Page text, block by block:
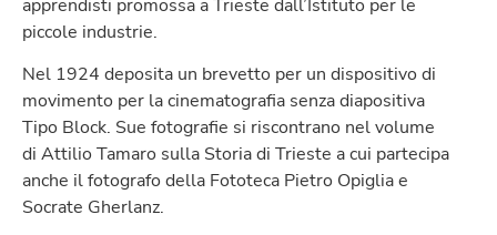
apprendisti promossa a Trieste dall’Istituto per le
piccole industrie.
Nel 1924 deposita un brevetto per un dispositivo di
movimento per la cinematografia senza diapositiva
Tipo Block. Sue fotografie si riscontrano nel volume
di Attilio Tamaro sulla Storia di Trieste a cui partecipa
anche il fotografo della Fototeca Pietro Opiglia e
Socrate Gherlanz.